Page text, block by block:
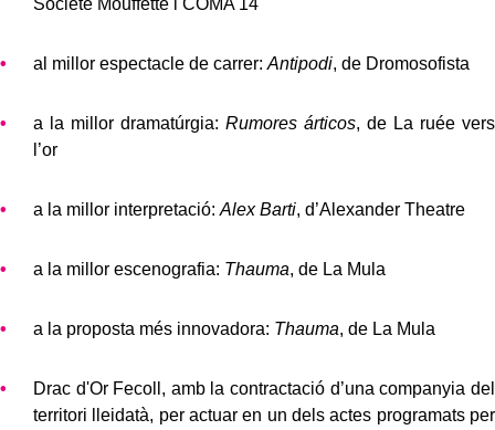
al millor espectacle de carrer: Antipodi, de Dromosofista
a la millor dramatúrgia: Rumores árticos, de La ruée vers
l’or
a la millor interpretació: Alex Barti, d’Alexander Theatre
a la millor escenografia: Thauma, de La Mula
a la proposta més innovadora: Thauma, de La Mula
Drac d'Or Fecoll, amb la contractació d’una companyia del
territori lleidatà, per actuar en un dels actes programats per